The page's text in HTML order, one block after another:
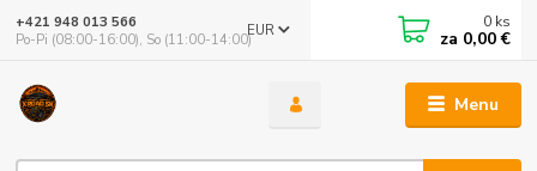
Menu
EUR
+421 948 013 566
Po-Pi (08:00-16:00), So (11:00-14:00)
0 ks
za 0,00 €